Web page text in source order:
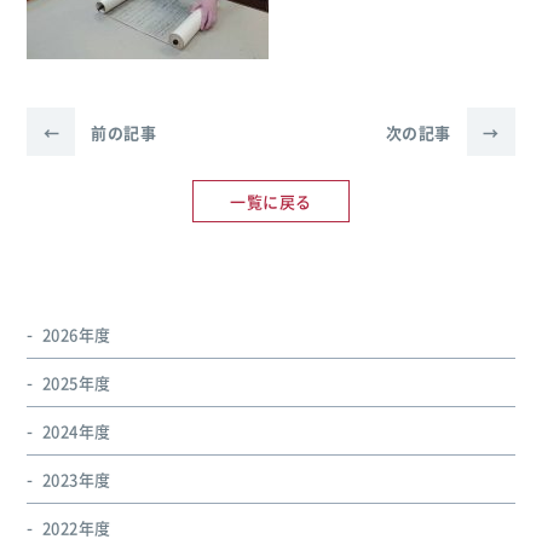
← 前の記事
一覧に戻る
次の記事 →
2026年度
2025年度
2024年度
2023年度
2022年度